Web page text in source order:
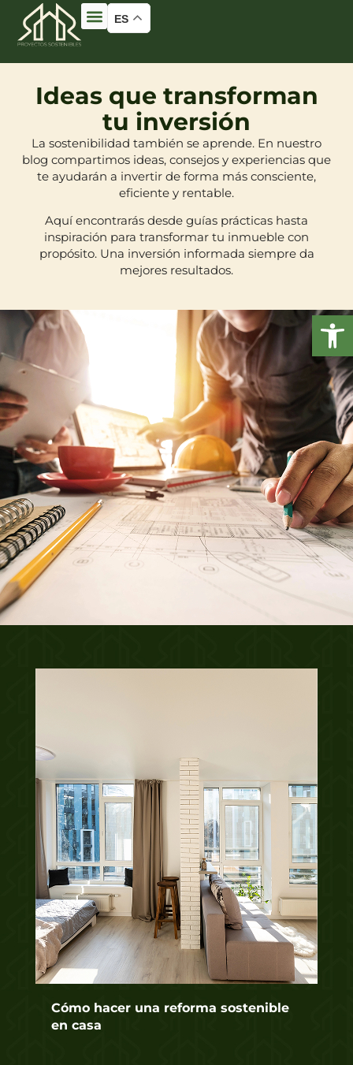
ES
Ideas que transforman
tu inversión
La sostenibilidad también se aprende. En nuestro
blog compartimos ideas, consejos y experiencias que
te ayudarán a invertir de forma más consciente,
eficiente y rentable.
Aquí encontrarás desde guías prácticas hasta
inspiración para transformar tu inmueble con
propósito. Una inversión informada siempre da
mejores resultados.
Cómo hacer una reforma sostenible
en casa